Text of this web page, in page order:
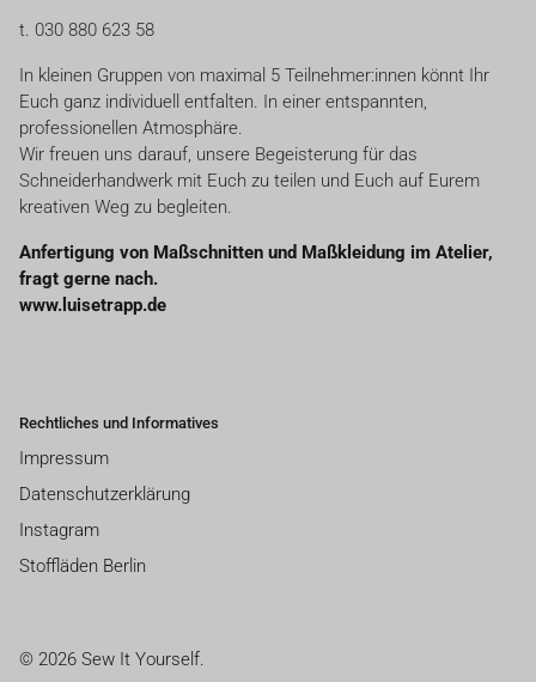
t. 030 880 623 58
In kleinen Gruppen von maximal 5 Teilnehmer:innen könnt Ihr
Euch ganz individuell entfalten. In einer entspannten,
professionellen Atmosphäre.
Wir freuen uns darauf, unsere Begeisterung für das
Schneiderhandwerk mit Euch zu teilen und Euch auf Eurem
kreativen Weg zu begleiten.
Anfertigung von Maßschnitten und Maßkleidung im Atelier,
fragt gerne nach.
www.luisetrapp.de
Rechtliches und Informatives
Impressum
Datenschutzerklärung
Instagram
Stoffläden Berlin
© 2026 Sew It Yourself.